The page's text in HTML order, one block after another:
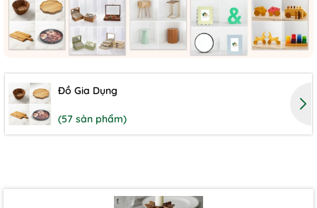
Đồ Gia Dụng
(57 sản phẩm)
Ngày hết hạn:
Điều kiện: